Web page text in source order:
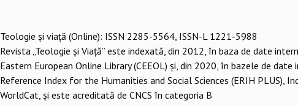
Teologie şi viaţă (Online): ISSN 2285-5564, ISSN-L 1221-5988
Revista „Teologie și Viață” este indexată, din 2012, în baza de date
Eastern European Online Library (CEEOL) și, din 2020, în bazele de
Reference Index for the Humanities and Social Sciences (ERIH PLUS),
WorldCat, și este acreditată de CNCS în categoria B